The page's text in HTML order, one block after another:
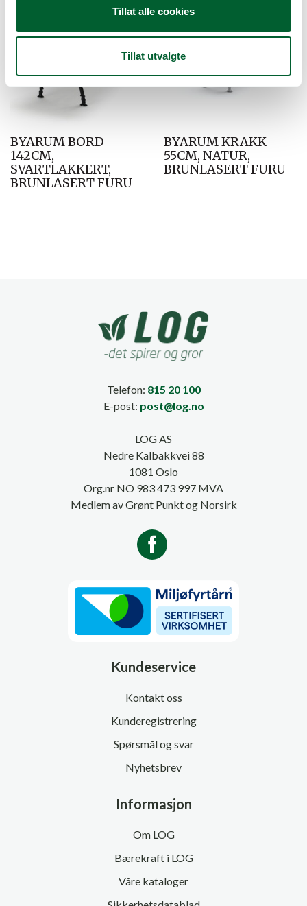
Tillat alle cookies
Tillat utvalgte
BYARUM BORD
142CM,
SVARTLAKKERT,
BRUNLASERT FURU
BYARUM KRAKK
55CM, NATUR,
BRUNLASERT FURU
Telefon: 815 20 100
E-post: post@log.no
LOG AS
Nedre Kalbakkvei 88
1081 Oslo
Org.nr NO 983 473 997 MVA
Medlem av Grønt Punkt og Norsirk
Kundeservice
Kontakt oss
Kunderegistrering
Spørsmål og svar
Nyhetsbrev
Informasjon
Om LOG
Bærekraft i LOG
Våre kataloger